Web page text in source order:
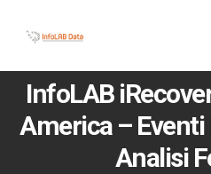
InfoLAB
America – Eventi
Analisi